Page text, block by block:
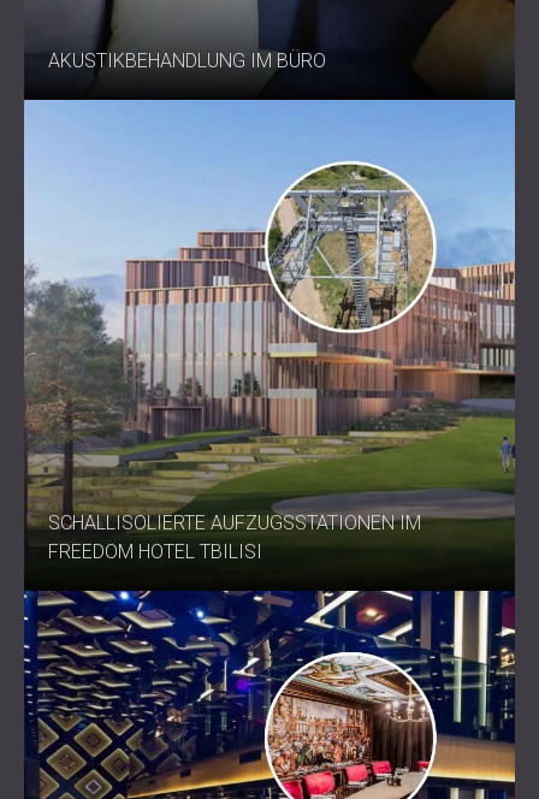
AKUSTIKBEHANDLUNG IM BÜRO
SCHALLISOLIERTE AUFZUGSSTATIONEN IM
FREEDOM HOTEL TBILISI